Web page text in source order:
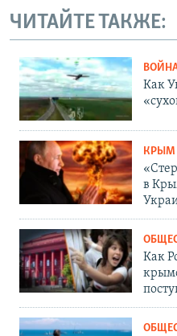
ЧИТАЙТЕ ТАКЖЕ:
Как
КРЫМ
в
Как